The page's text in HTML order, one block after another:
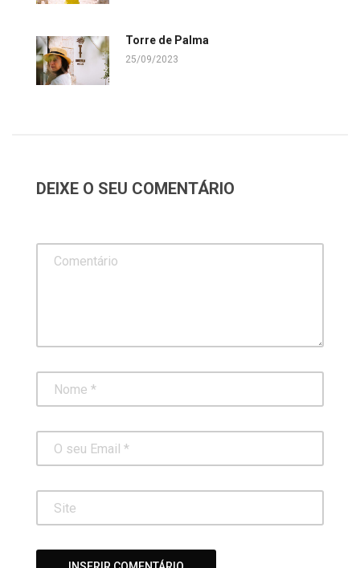
Torre de Palma
25/09/2023
DEIXE O SEU COMENTÁRIO